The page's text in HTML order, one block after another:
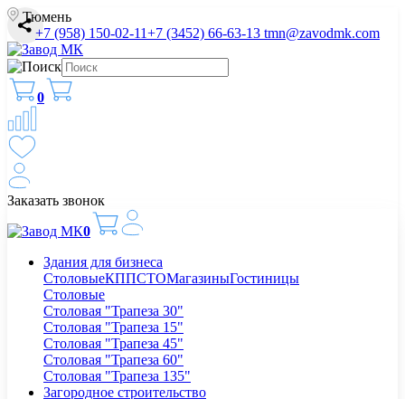
Тюмень
+7 (958) 150-02-11+7 (3452) 66-63-13 tmn@zavodmk.com
0
Заказать звонок
0
Здания для бизнеса
СтоловыеКППСТОМагазиныГостиницы
Столовые
Столовая "Трапеза 30"
Столовая "Трапеза 15"
Столовая "Трапеза 45"
Столовая "Трапеза 60"
Столовая "Трапеза 135"
Загородное строительство